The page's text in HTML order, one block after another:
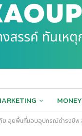
ย ลุยพื้นที่มอบอุปกรณ์ดำรงชีพ